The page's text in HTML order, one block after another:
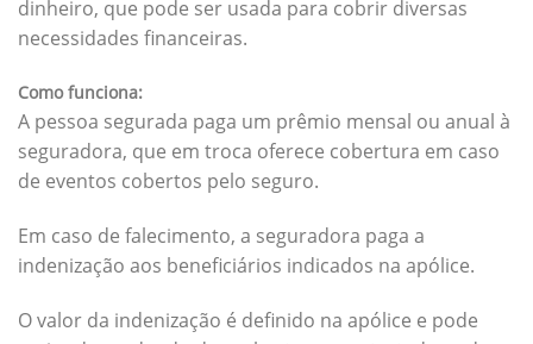
dinheiro, que pode ser usada para cobrir diversas
necessidades financeiras.
Como funciona:
A pessoa segurada paga um prêmio mensal ou anual à
seguradora, que em troca oferece cobertura em caso
de eventos cobertos pelo seguro.
Em caso de falecimento, a seguradora paga a
indenização aos beneficiários indicados na apólice.
O valor da indenização é definido na apólice e pode